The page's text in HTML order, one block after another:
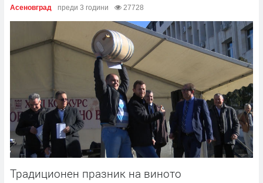
Асеновград преди 3 години 27728
Традиционен празник на виното